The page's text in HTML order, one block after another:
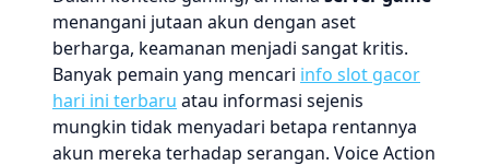
menangani jutaan akun dengan aset
berharga, keamanan menjadi sangat kritis.
Banyak pemain yang mencari info slot gacor
hari ini terbaru atau informasi sejenis
mungkin tidak menyadari betapa rentannya
akun mereka terhadap serangan. Voice Action